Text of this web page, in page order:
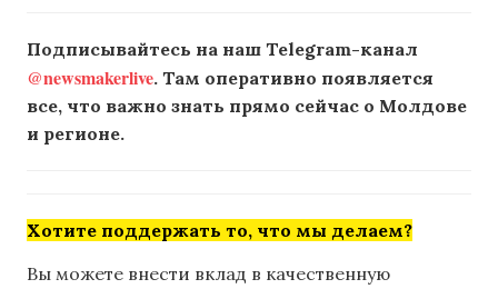
Подписывайтесь на наш Telegram-канал
@newsmakerlive. Там оперативно появляется
все, что важно знать прямо сейчас о Молдове
и регионе.
Хотите поддержать то, что мы делаем?
Вы можете внести вклад в качественную